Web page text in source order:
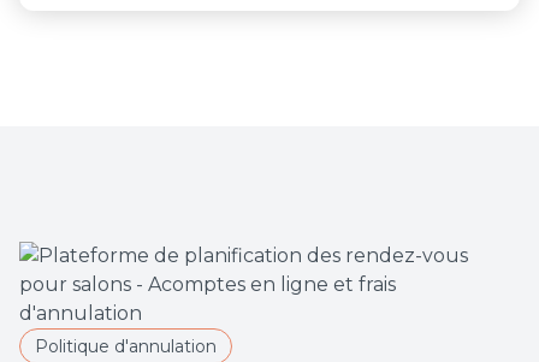
Politique d'annulation